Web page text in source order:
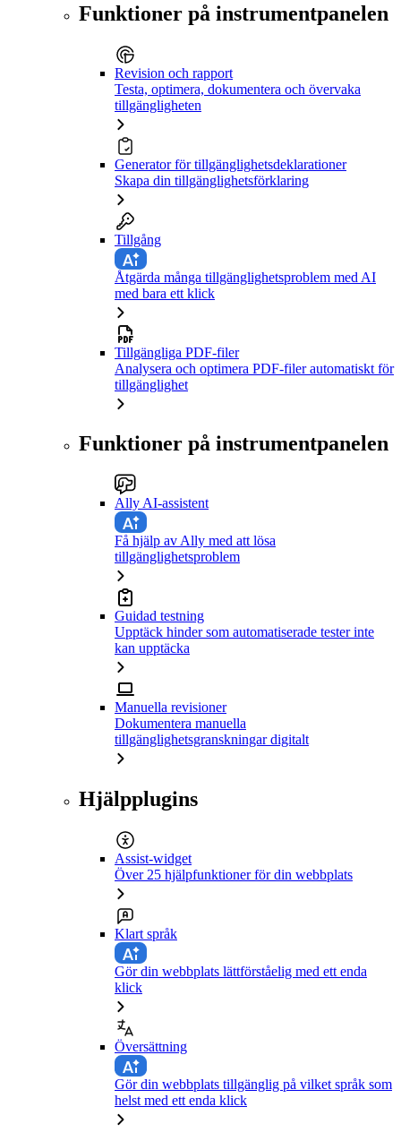
Funktioner på instrumentpanelen
Revision och rapport
Testa, optimera, dokumentera och övervaka
tillgängligheten
Generator för tillgänglighetsdeklarationer
Skapa din tillgänglighetsförklaring
Tillgång
Åtgärda många tillgänglighetsproblem med AI
med bara ett klick
Tillgängliga PDF-filer
Analysera och optimera PDF-filer automatiskt för
tillgänglighet
Funktioner på instrumentpanelen
Ally AI-assistent
Få hjälp av Ally med att lösa
tillgänglighetsproblem
Guidad testning
Upptäck hinder som automatiserade tester inte
kan upptäcka
Manuella revisioner
Dokumentera manuella
tillgänglighetsgranskningar digitalt
Hjälpplugins
Assist-widget
Över 25 hjälpfunktioner för din webbplats
Klart språk
Gör din webbplats lättförståelig med ett enda
klick
Översättning
Gör din webbplats tillgänglig på vilket språk som
helst med ett enda klick